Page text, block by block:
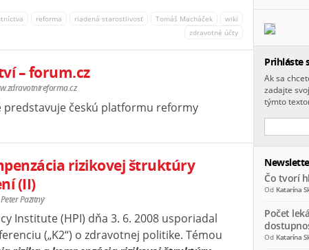
reforma riadená starostlivosť Tomáš Macháček
wiki
zdravotné účty
– forum.cz
predstavuje českú platformu reformy
rizikovej štruktúry
(II)
Peter Pažitný
Institute (HPI) dňa 3. 6. 2008 usporiadal
(„K2“) o zdravotnej politike. Témou
Prihláste
Ak sa
zadajte
týmto
Čo tvorí
Od Katarína
Počet
Od Katarína